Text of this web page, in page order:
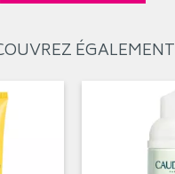
ÉGALEMENT